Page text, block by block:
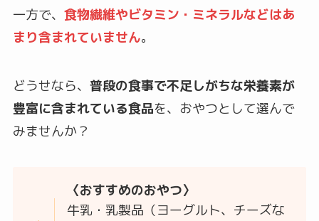
一方で、 食物繊維やビタミン・ミネラルなどはあ
まり含まれていません。
どうせなら、 普段の食事で不足しがちな栄養素が
豊富に含まれている食品を、おやつとして選んで
みませんか？
〈おすすめのおやつ〉
牛乳・乳製品（ヨーグルト、チーズな